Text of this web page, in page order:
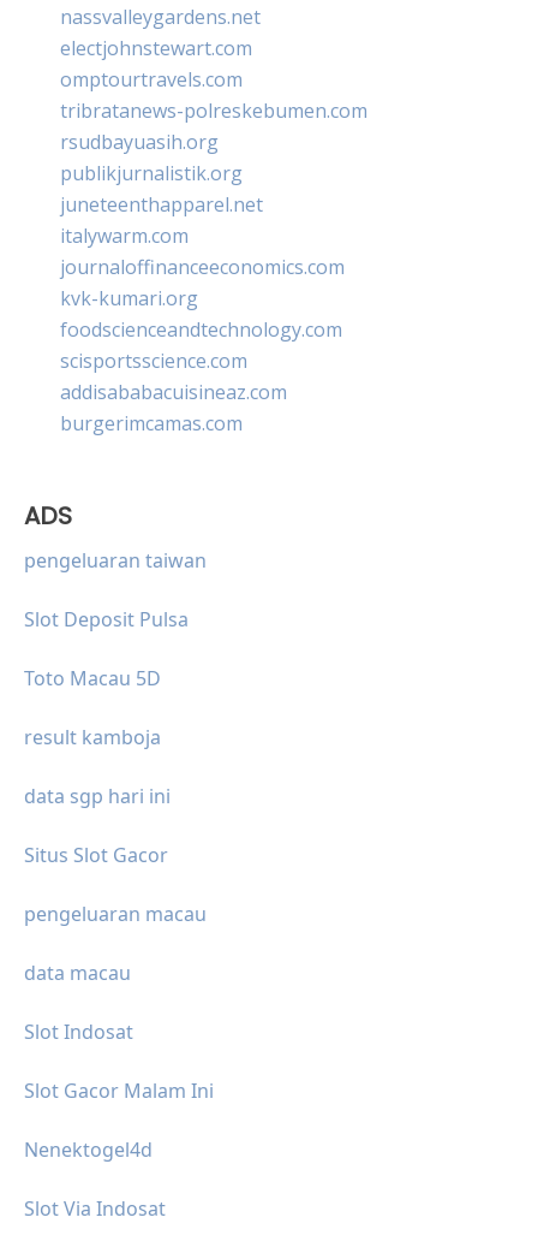
nassvalleygardens.net
electjohnstewart.com
omptourtravels.com
tribratanews-polreskebumen.com
rsudbayuasih.org
publikjurnalistik.org
juneteenthapparel.net
italywarm.com
journaloffinanceeconomics.com
kvk-kumari.org
foodscienceandtechnology.com
scisportsscience.com
addisababacuisineaz.com
burgerimcamas.com
ADS
pengeluaran taiwan
Slot Deposit Pulsa
Toto Macau 5D
result kamboja
data sgp hari ini
Situs Slot Gacor
pengeluaran macau
data macau
Slot Indosat
Slot Gacor Malam Ini
Nenektogel4d
Slot Via Indosat